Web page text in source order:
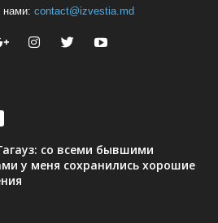
нами: contact@izvestia.md
со всеми бывшими
у меня сохранились хорошие